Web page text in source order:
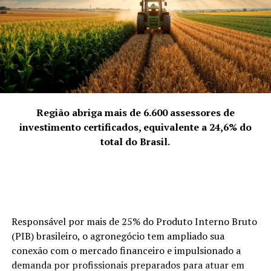
NÃO PERCA
Grupo Artesanal está entre as seis melhores empresas
para se trabalhar na área de saúde
Além disso, temos hoje uma representatividade que
ultrapassa os limites da cidade, alcançando esferas
estaduais.”
4. A força coletiva que representam
“Representamos a quebra da solidão empreendedora.
mas, coletivamente, torna-se uma jornada
enriquecedora. Discutimos abertamente os desafios da
‘mulher multitarefa’ e transformamos essas dores em
ACIP Mulher.
Região abriga mais de 6.600 assessores de
investimento certificados, equivalente a 24,6% do
total do Brasil.
Responsável por mais de 25% do Produto Interno Bruto
(PIB) brasileiro, o agronegócio tem ampliado sua
conexão com o mercado financeiro e impulsionado a
demanda por profissionais preparados para atuar em